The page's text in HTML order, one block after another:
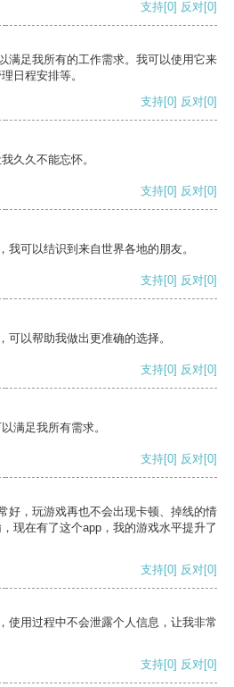
支持[0] 反对[0]
满足我所有的工作需求。我可以使用它来
日程安排等。
支持[0] 反对[0]
久久不能忘怀。
支持[0] 反对[0]
我可以结识到来自世界各地的朋友。
支持[0] 反对[0]
可以帮助我做出更准确的选择。
支持[0] 反对[0]
满足我所有需求。
支持[0] 反对[0]
好，玩游戏再也不会出现卡顿、掉线的情
现在有了这个app，我的游戏水平提升了
支持[0] 反对[0]
使用过程中不会泄露个人信息，让我非常
支持[0] 反对[0]